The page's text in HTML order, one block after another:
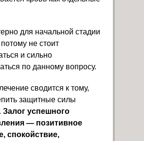
для начальной стадии
не стоит
и сильно
по данному вопросу.
сводится к тому,
защитные силы
Залог успешного
— позитивное
спокойствие,